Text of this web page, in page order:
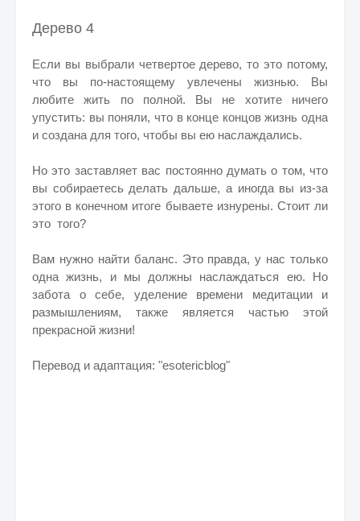
Дерево 4
Если вы выбрали четвертое дерево, то это потому,
что вы по-настоящему увлечены жизнью. Вы
любите жить по полной. Вы не хотите ничего
упустить: вы поняли, что в конце концов жизнь одна
и создана для того, чтобы вы ею наслаждались.
Но это заставляет вас постоянно думать о том, что
вы собираетесь делать дальше, а иногда вы из-за
этого в конечном итоге бываете изнурены. Стоит ли
это того?
Вам нужно найти баланс. Это правда, у нас только
одна жизнь, и мы должны наслаждаться ею. Но
забота о себе, уделение времени медитации и
размышлениям, также является частью этой
прекрасной жизни!
Перевод и адаптация: "esotericblog"